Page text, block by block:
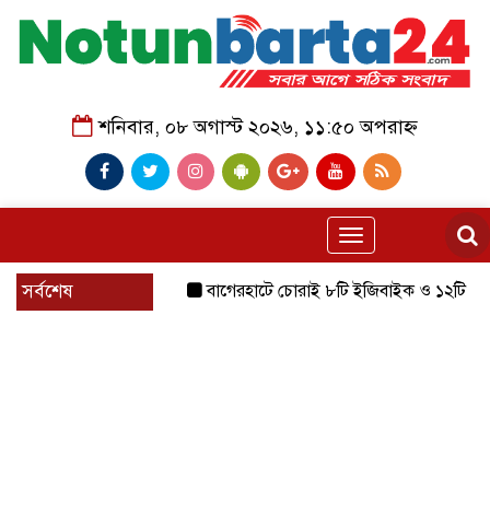
শনিবার, ০৮ অগাস্ট ২০২৬, ১১:৫০ অপরাহ্ন
Toggle
navigation
সর্বশেষ বাগেরহাটে চোরাই ৮টি ইজিবাইক ও ১২টি